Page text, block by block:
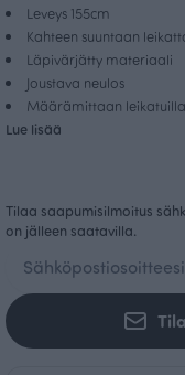
Leveys 155cm
Kahteen suuntaan
Läpivärjätty materiaali
Joustava neulos
Määrämittaan
Lue lisää
Tilaa saapumisilmoitus
on jälleen saatavilla.